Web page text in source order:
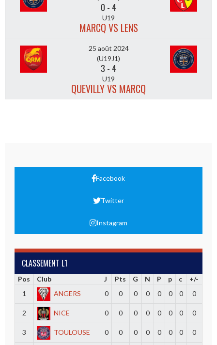
0 - 4
U19
MARCQ VS LENS
25 août 2024
(U19J1)
3 - 4
U19
QUEVILLY VS MARCQ
Facebook
Twitter
Instagram
CLASSEMENT L1
Pos Club J Pts G N P p c
+/-
1
ANGERS 0 0 0 0 0 0 0 0
2 NICE 0 0 0 0 0 0 0 0
3 TOULOUSE 0 0 0 0 0 0 0 0